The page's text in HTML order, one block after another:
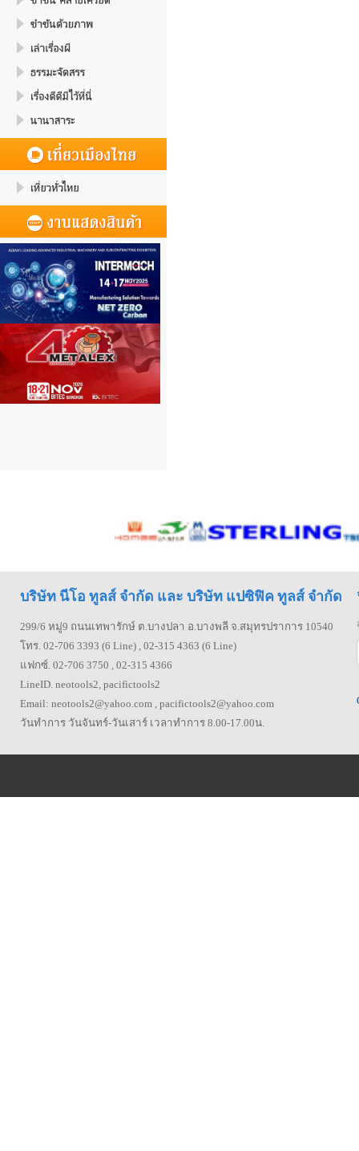
บริษัท นีโอ ทูลส์ จำกัด และ บริษัท แปซิฟิค ทูลส์ จำกัด
299/6 หมู่9 ถนนเทพารักษ์ ต.บางปลา อ.บางพลี จ.สมุทรปราการ 10540
โทร. 02-706 3393 (6 Line) , 02-315 4363 (6 Line)
แฟกซ์. 02-706 3750 , 02-315 4366
LineID. neotools2, pacifictools2
Email: neotools2@yahoo.com , pacifictools2@yahoo.com
วันทำการ วันจันทร์-วันเสาร์ เวลาทำการ 8.00-17.00น.